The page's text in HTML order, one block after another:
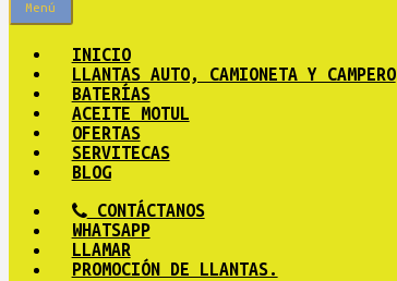
Menú
INICIO
LLANTAS AUTO, CAMIONETA Y CAMPERO
BATERÍAS
ACEITE MOTUL
OFERTAS
SERVITECAS
BLOG
CONTÁCTANOS
WHATSAPP
LLAMAR
PROMOCIÓN DE LLANTAS.